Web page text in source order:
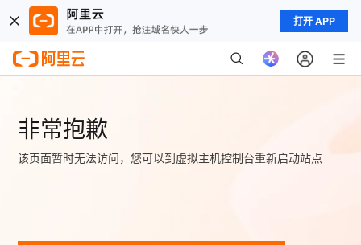
打开 APP
非常抱歉
该页面暂时无法访问，您可以到虚拟主机控制台重新启动站点